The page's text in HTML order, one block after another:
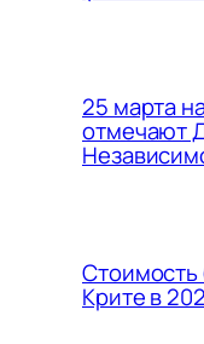
25 марта
отмечают
Стоимость
Крите в